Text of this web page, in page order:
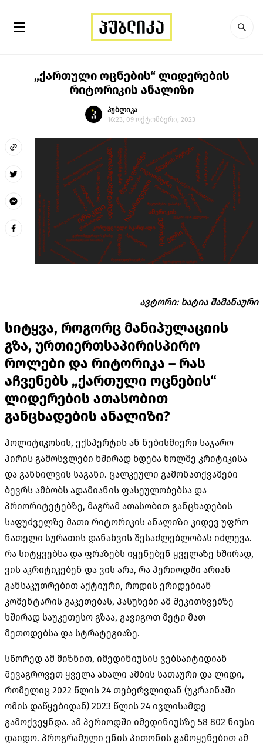
„ქართული ოცნების“ ლიდერების
რიტორიკის ანალიზი
პუბლიკა
16:23, 09 ოქტომბერი, 2023
ავტორი: ხატია შამანაური
სიტყვა, როგორც მანიპულაციის
გზა, ურთიერთსაპირისპირო
როლები და რიტორიკა – რას
აჩვენებს „ქართული ოცნების“
ლიდერების ათასობით
განცხადების ანალიზი?
პოლიტიკოსის, ექსპერტის ან ნებისმიერი საჯარო
პირის გამოსვლები ხშირად ხდება ხოლმე კრიტიკისა
და განხილვის საგანი. ცალკეული გამონათქვამები
ბევრს ამბობს ადამიანის ფასეულობებსა და
პრიორიტეტებზე, მაგრამ ათასობით განცხადების
საფუძველზე მათი რიტორიკის ანალიზი კიდევ უფრო
ნათელი სურათის დანახვის შესაძლებლობას იძლევა.
რა სიტყვებსა და ფრაზებს იყენებენ ყველაზე ხშირად,
ვის აკრიტიკებენ და ვის არა, რა პერიოდში არიან
განსაკუთრებით აქტიური, როდის ერიდებიან
კომენტარის გაკეთებას, პასუხები ამ შეკითხვებზე
ხშირად საუკეთესო გზაა, გავიგოთ მეტი მათ
მეთოდებსა და სტრატეგიაზე.
სწორედ ამ მიზნით, იმედინიუსის ვებსაიტიდიან
შევაგროვეთ ყველა ახალი ამბის სათაური და ლიდი,
რომელიც 2022 წლის 24 თებერვლიდან (უკრაინაში
ომის დაწყებიდან) 2023 წლის 24 ივლისამდე
გამოქვეყნდა. ამ პერიოდში იმედინიუსზე 58 802 ნიუსი
დაიდო. პროგრამული ენის პითონის გამოყენებით ამ